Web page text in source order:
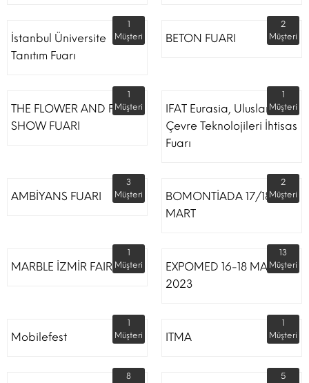
İstanbul Üniversite
Tanıtım Fuarı
1
Müşteri
BETON FUARI
2
Müşteri
THE FLOWER AND PLANT
SHOW FUARI
1
Müşteri
IFAT Eurasia, Uluslararası
Çevre Teknolojileri İhtisas
Fuarı
1
Müşteri
AMBİYANS FUARI
3
Müşteri
BOMONTİADA 17/18
MART
2
Müşteri
MARBLE İZMİR FAIR
1
Müşteri
EXPOMED 16-18 MART
2023
13
Müşteri
Mobilefest
1
Müşteri
ITMA
1
Müşteri
8
5